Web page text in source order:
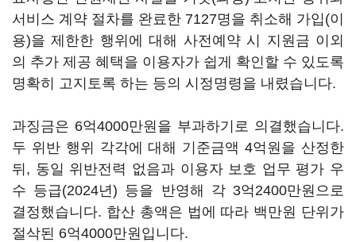
서비스 계약 절차를 완료한 7127명을 취소해 가입(이
용)을 제한한 행위에 대해 사전예약 시 지원금 이외
의 추가 제공 혜택을 이용자가 쉽게 확인할 수 있도록
명확히 고지토록 하는 등의 시정명령을 내렸습니다.
과징금은 6억4000만원을 부과하기로 의결했습니다.
두 위반 행위 각각에 대해 기준금액 4억원을 산정한
뒤, 동일 위반전력 없음과 이용자 보호 업무 평가 우
수 등급(2024년) 등을 반영해 각 3억2400만원으로
결정했습니다. 합산 총액은 법에 따라 백만원 단위가
절삭된 6억4000만원입니다.